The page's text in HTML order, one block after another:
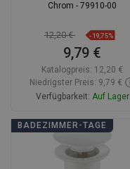
Chrom - 79910-00
12,20 € -19,75%
9,79 €
Katalogpreis: 12,20 €
Niedrigster Preis: 9,79 €
Verfügbarkeit: Auf Lager
In den Warenkorb
favorite_border Favorit
Vergleichen
BADEZIMMER-TAGE